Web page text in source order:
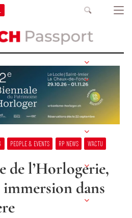
PEOPLE & EVENTS RP NEWS W’ACTU
de l’Horlogerie,
immersion dans